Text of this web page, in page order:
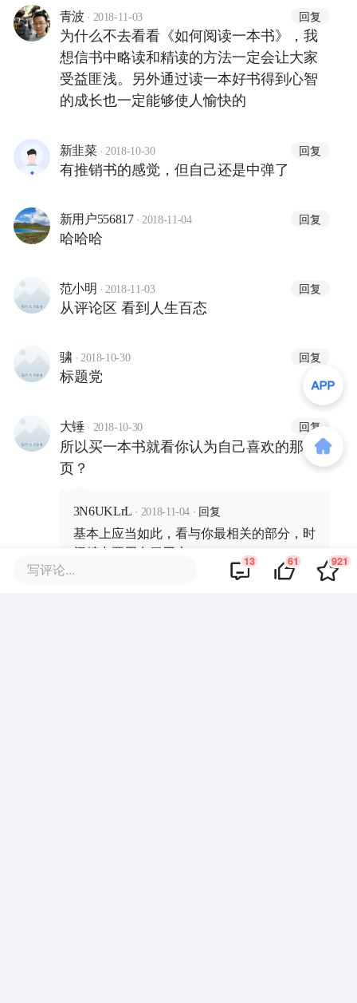
青波 · 2018-11-03 回复
为什么不去看看《如何阅读一本书》，我
想信书中略读和精读的方法一定会让大家
受益匪浅。另外通过读一本好书得到心智
的成长也一定能够使人愉快的
新韭菜 · 2018-10-30 回复
有推销书的感觉，但自己还是中弹了
新用户556817 · 2018-11-04 回复
哈哈哈
范小明 · 2018-11-03 回复
从评论区 看到人生百态
骕 · 2018-10-30 回复
标题党
大锤 · 2018-10-30 回复
所以买一本书就看你认为自己喜欢的那几
页？
3N6UKLrL · 2018-11-04 · 回复
基本上应当如此，看与你最相关的部分，时
间精力要用在刀刃上。
写评论... 13 61 921